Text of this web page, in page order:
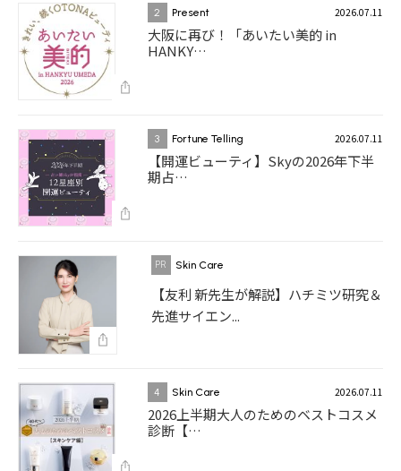
2 Present 2026.07.11
大阪に再び！「あいたい美的 in
HANKY…
3 Fortune Telling 2026.07.11
【開運ビューティ】Skyの2026年下半
期占…
Skin Care
【友利 新先生が解説】ハチミツ研究＆
先進サイエン...
4 Skin Care 2026.07.11
2026上半期大人のためのベストコスメ
診断【…